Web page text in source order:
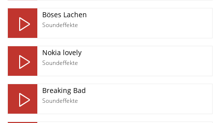
Böses Lachen
Soundeffekte
Nokia lovely
Soundeffekte
Breaking Bad
Soundeffekte